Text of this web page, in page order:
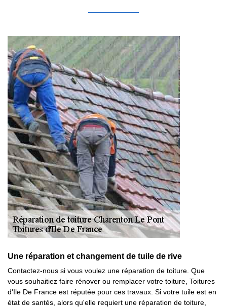
Une réparation et changement de tuile de rive
Contactez-nous si vous voulez une réparation de toiture. Que
vous souhaitiez faire rénover ou remplacer votre toiture, Toitures
d'Ile De France est réputée pour ces travaux. Si votre tuile est en
état de santés, alors qu'elle requiert une réparation de toiture,